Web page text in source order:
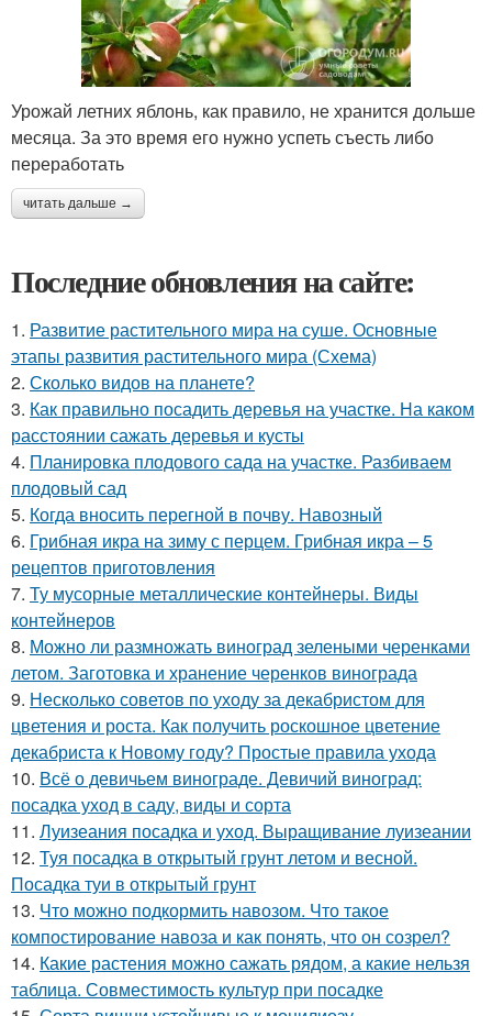
Урожай летних яблонь, как правило, не хранится дольше
месяца. За это время его нужно успеть съесть либо
переработать
читать дальше →
Последние обновления на сайте:
1. Развитие растительного мира на суше. Основные
этапы развития растительного мира (Схема)
2. Сколько видов на планете?
3. Как правильно посадить деревья на участке. На каком
расстоянии сажать деревья и кусты
4. Планировка плодового сада на участке. Разбиваем
плодовый сад
5. Когда вносить перегной в почву. Навозный
6. Грибная икра на зиму с перцем. Грибная икра – 5
рецептов приготовления
7. Ту мусорные металлические контейнеры. Виды
контейнеров
8. Можно ли размножать виноград зелеными черенками
летом. Заготовка и хранение черенков винограда
9. Несколько советов по уходу за декабристом для
цветения и роста. Как получить роскошное цветение
декабриста к Новому году? Простые правила ухода
10. Всё о девичьем винограде. Девичий виноград:
посадка уход в саду, виды и сорта
11. Луизеания посадка и уход. Выращивание луизеании
12. Туя посадка в открытый грунт летом и весной.
Посадка туи в открытый грунт
13. Что можно подкормить навозом. Что такое
компостирование навоза и как понять, что он созрел?
14. Какие растения можно сажать рядом, а какие нельзя
таблица. Совместимость культур при посадке